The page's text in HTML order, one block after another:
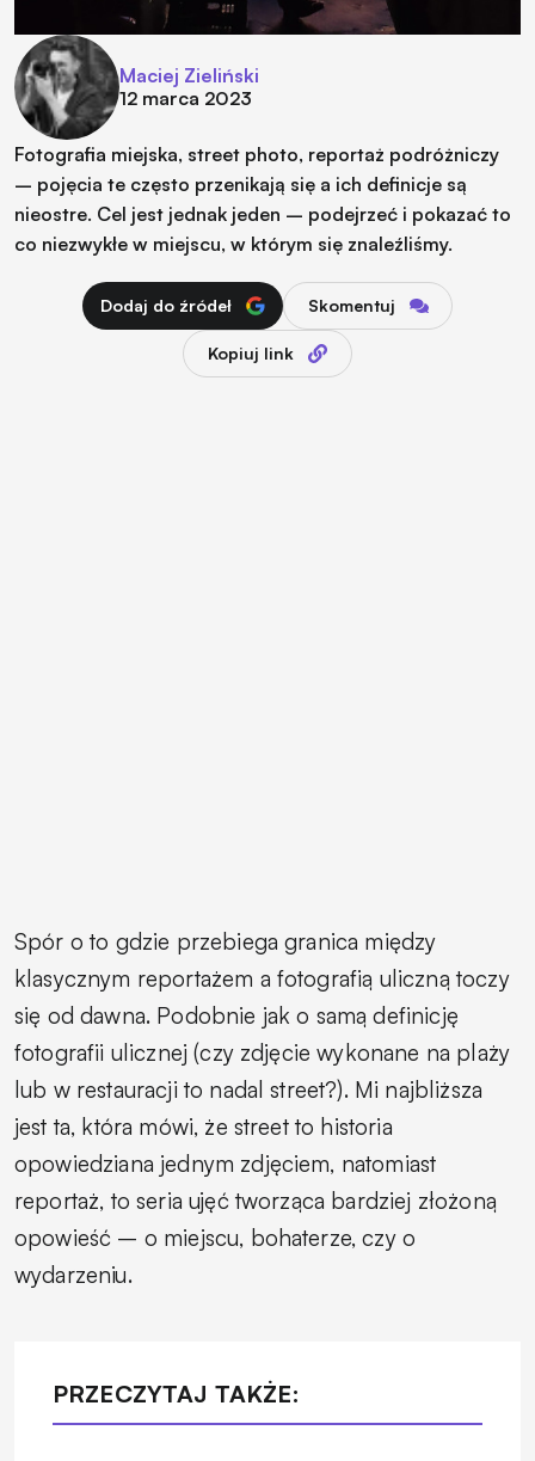
Maciej Zieliński
12 marca 2023
Fotografia miejska, street photo, reportaż podróżniczy
– pojęcia te często przenikają się a ich definicje są
nieostre. Cel jest jednak jeden – podejrzeć i pokazać to
co niezwykłe w miejscu, w którym się znaleźliśmy.
Dodaj do źródeł Skomentuj
Kopiuj link
Spór o to gdzie przebiega granica między
klasycznym reportażem a fotografią uliczną toczy
się od dawna. Podobnie jak o samą definicję
fotografii ulicznej (czy zdjęcie wykonane na plaży
lub w restauracji to nadal street?). Mi najbliższa
jest ta, która mówi, że street to historia
opowiedziana jednym zdjęciem, natomiast
reportaż, to seria ujęć tworząca bardziej złożoną
opowieść – o miejscu, bohaterze, czy o
wydarzeniu.
PRZECZYTAJ TAKŻE: